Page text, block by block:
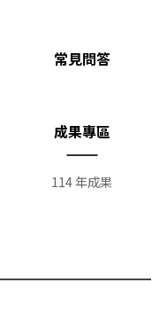
常見問答
成果專區
114 年成果